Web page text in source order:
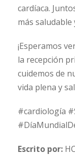
cardíaca.
más saludable
¡Esperamos
la recepción
cuidemos de
vida plena y
#cardiología
Escrito por: